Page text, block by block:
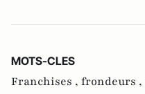
MOTS-CLES
Franchises , frondeurs ,